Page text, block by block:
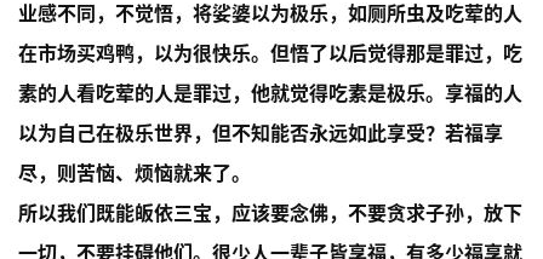
业感不同，不觉悟，将娑婆以为极乐，如厕所虫及吃荤的人
在市场买鸡鸭，以为很快乐。但悟了以后觉得那是罪过，吃
素的人看吃荤的人是罪过，他就觉得吃素是极乐。享福的人
以为自己在极乐世界，但不知能否永远如此享受？若福享
尽，则苦恼、烦恼就来了。
所以我们既能皈依三宝，应该要念佛，不要贪求子孙，放下
一切，不要挂碍他们。很少人一辈子皆享福，有多少福享就